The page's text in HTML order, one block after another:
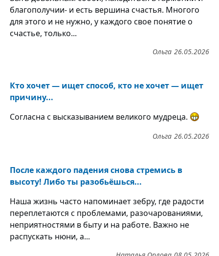
благополучии- и есть вершина счастья. Многого
для этого и не нужно, у каждого свое понятие о
счастье, только...
26.05.2026
Ольга
Кто хочет — ищет способ, кто не хочет — ищет
причину...
Согласна с высказыванием великого мудреца.
26.05.2026
Ольга
После каждого падения снова стремись в
высоту! Либо ты разобьёшься...
Наша жизнь часто напоминает зебру, где радости
переплетаются с проблемами, разочарованиями,
неприятностями в быту и на работе. Важно не
распускать нюни, а...